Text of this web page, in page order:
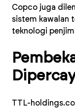
Copco juga
sistem kawalan
teknologi
TTL-